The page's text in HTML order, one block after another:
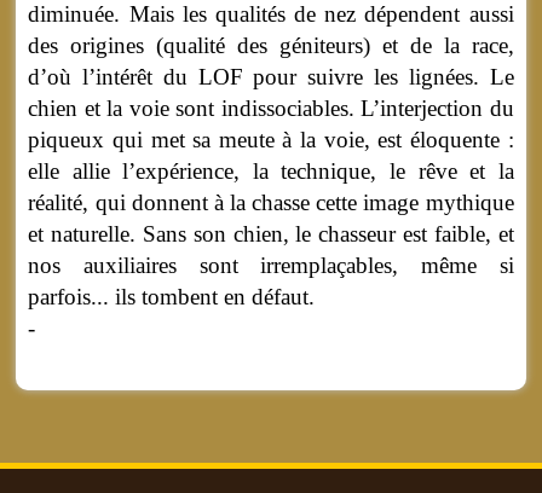
diminuée. Mais les qualités de nez dépendent aussi
des origines (qualité des géniteurs) et de la race,
d’où l’intérêt du LOF pour suivre les lignées. Le
chien et la voie sont indissociables. L’interjection du
piqueux qui met sa meute à la voie, est éloquente :
elle allie l’expérience, la technique, le rêve et la
réalité, qui donnent à la chasse cette image mythique
et naturelle. Sans son chien, le chasseur est faible, et
nos auxiliaires sont irremplaçables, même si
parfois... ils tombent en défaut.
-